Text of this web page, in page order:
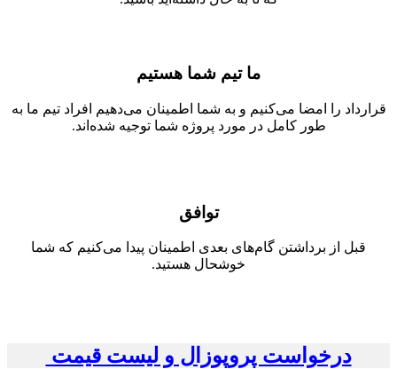
ما تیم شما هستیم
قرارداد را امضا می‌کنیم و به شما اطمینان می‌دهیم افراد تیم‌ ما به
طور کامل در مورد پروژه شما توجیه شده‌اند.
توافق
قبل از برداشتن گام‌های بعدی اطمینان پیدا می‌کنیم که شما
خوشحال هستید.
درخواست پروپوزال و لیست قیمت